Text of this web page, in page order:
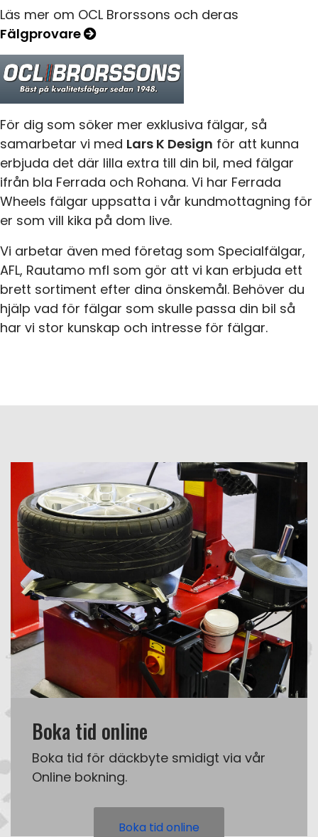
Läs mer om OCL Brorssons och deras
Fälgprovare
För dig som söker mer exklusiva fälgar, så
samarbetar vi med Lars K Design för att kunna
erbjuda det där lilla extra till din bil, med fälgar
ifrån bla Ferrada och Rohana. Vi har Ferrada
Wheels fälgar uppsatta i vår kundmottagning för
er som vill kika på dom live.
Vi arbetar även med företag som Specialfälgar,
AFL, Rautamo mfl som gör att vi kan erbjuda ett
brett sortiment efter dina önskemål. Behöver du
hjälp vad för fälgar som skulle passa din bil så
har vi stor kunskap och intresse för fälgar.
Boka tid online
Boka tid för däckbyte smidigt via vår
Online bokning.
Boka tid online